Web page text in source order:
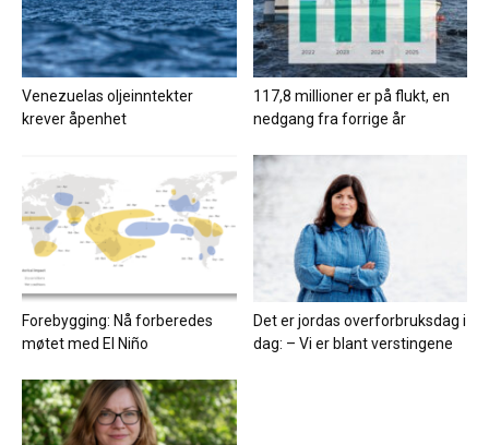
Venezuelas oljeinntekter
krever åpenhet
117,8 millioner er på flukt, en
nedgang fra forrige år
Forebygging: Nå forberedes
møtet med El Niño
Det er jordas overforbruksdag i
dag: – Vi er blant verstingene